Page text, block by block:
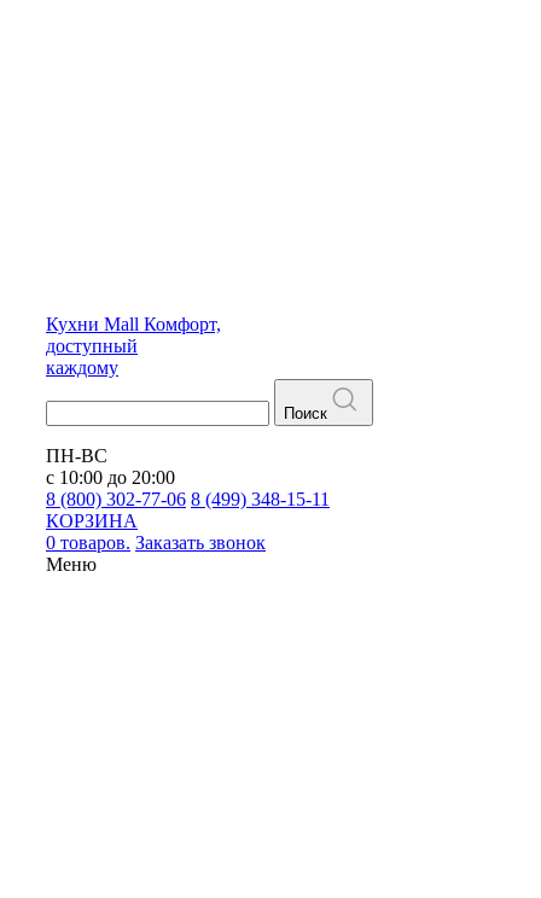
Кухни Mall Комфорт,
доступный
каждому
Поиск
ПН-ВС
с 10:00 до 20:00
8 (800) 302-77-06 8 (499) 348-15-11
КОРЗИНА
0 товаров. Заказать звонок
Меню